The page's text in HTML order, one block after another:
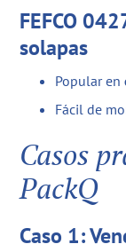
FEFCO
solapas
Popular en
Fácil de
Casos
PackQ
Caso 1: